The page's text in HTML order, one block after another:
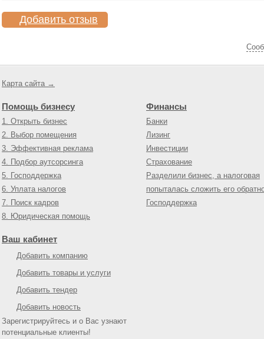
Добавить отзыв
Карта сайта →
Помощь бизнесу
1. Открыть бизнес
2. Выбор помещения
3. Эффективная реклама
4. Подбор аутсорсинга
5. Господдержка
6. Уплата налогов
7. Поиск кадров
8. Юридическая помощь
Финансы
Банки
Лизинг
Инвестиции
Страхование
Разделили бизнес, а налоговая
попыталась сложить его
Господдержка
Ваш кабинет
Добавить компанию
Добавить товары и услуги
Добавить тендер
Добавить новость
Зарегистрируйтесь и о Вас узнают
потенциальные клиенты!